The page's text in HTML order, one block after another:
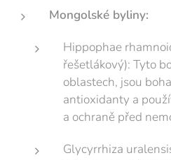
Mongolské byliny:
Hippophae
řešetlákový): Tyto
oblastech, jsou
antioxidanty a
a ochraně před
Glycyrrhiza